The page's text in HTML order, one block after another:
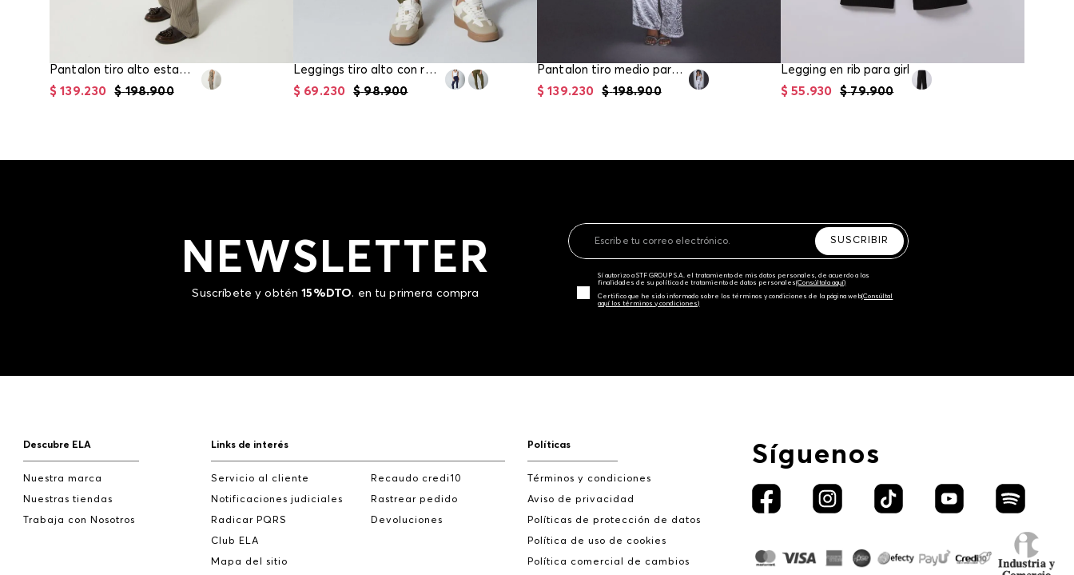
Pantalon tiro alto estampado para mujer
$ 198.900
$ 139.230
Leggings tiro alto con resorte para muje
$ 98.900
$ 69.230
Pantalon tiro medio para mujer
$ 198.900
$ 139.230
Legging en rib para girl
$ 79.900
$ 55.930
NEWSLETTER
Suscríbete y obtén15%DTO. en tu primera compra
SUSCRIBIR
Sí autorizo a STF GROUP S.A. el tratamiento de mis datos personales, de acuerdo a las
finalidades de su política de tratamiento de datos personales‎(Consúltala aquí)
Certifico que he sido informado sobre los términos y condiciones de la página web‎(Consúltal
aquí los términos y condiciones)
Síguenos
Descubre ELA
Nuestra marca
Nuestras tiendas
Trabaja con Nosotros
Links de interés
Servicio al cliente
Notificaciones judiciales
Radicar PQRS
Club ELA
Mapa del sitio
Recaudo credi10
Rastrear pedido
Devoluciones
Políticas
Términos y condiciones
Aviso de privacidad
Políticas de protección de datos
Política de uso de cookies
Política comercial de cambios